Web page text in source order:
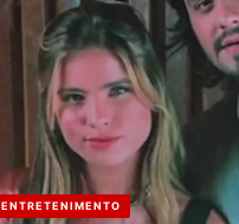
ENTRETENIMENTO